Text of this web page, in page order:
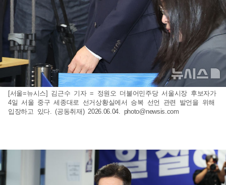
[서울=뉴시스] 김근수 기자 = 정원오 더불어민주당 서울시장 후보자가
4일 서울 중구 세종대로 선거상황실에서 승복 선언 관련 발언을 위해
입장하고 있다. (공동취재) 2026.06.04. photo@newsis.com